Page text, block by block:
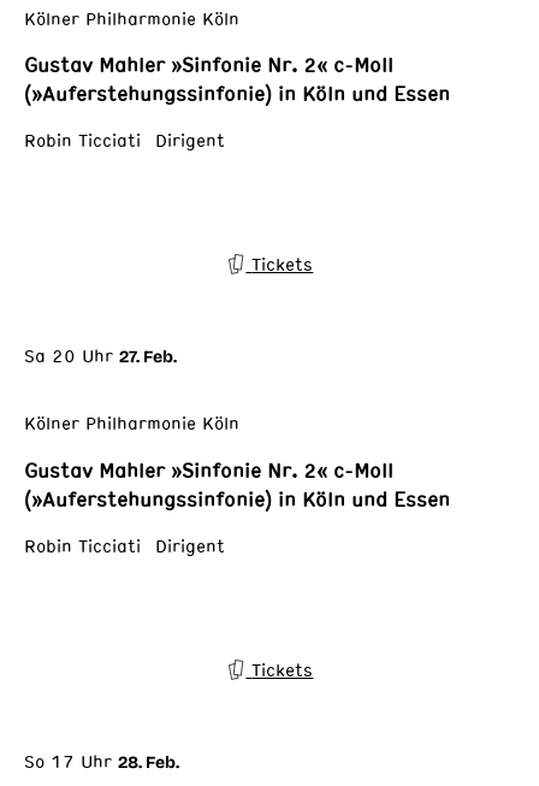
Kölner Philharmonie Köln
Gustav Mahler »Sinfonie Nr. 2« c-Moll
(»Auferstehungssinfonie) in Köln und Essen
Robin Ticciati Dirigent
Tickets
Sa 20 Uhr 27. Feb.
Kölner Philharmonie Köln
Gustav Mahler »Sinfonie Nr. 2« c-Moll
(»Auferstehungssinfonie) in Köln und Essen
Robin Ticciati Dirigent
Tickets
So 17 Uhr 28. Feb.